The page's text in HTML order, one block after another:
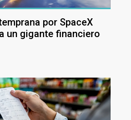
por SpaceX
un gigante financiero